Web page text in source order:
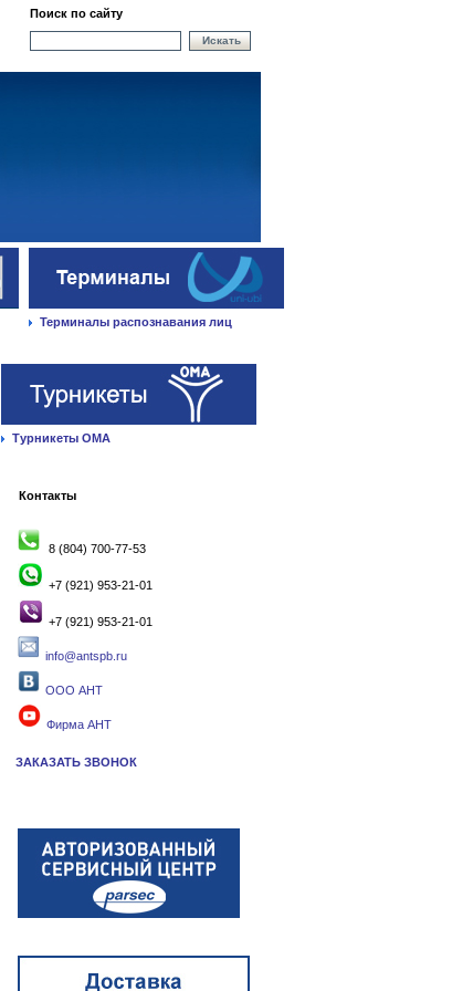
Поиск по сайту
Искать
Терминалы распознавания лиц
Турникеты ОМА
Контакты
8 (804) 700-77-53
+7 (921) 953-21-01
+7 (921) 953-21-01
info@antspb.ru
ООО АНТ
Фирма АНТ
ЗАКАЗАТЬ ЗВОНОК